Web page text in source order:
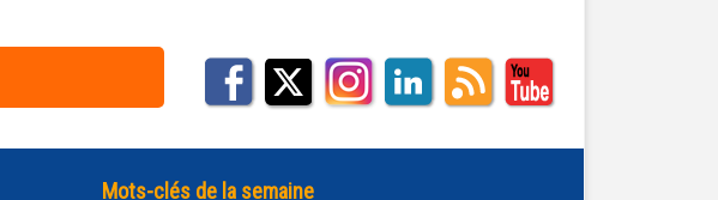
Mots-clés de la semaine